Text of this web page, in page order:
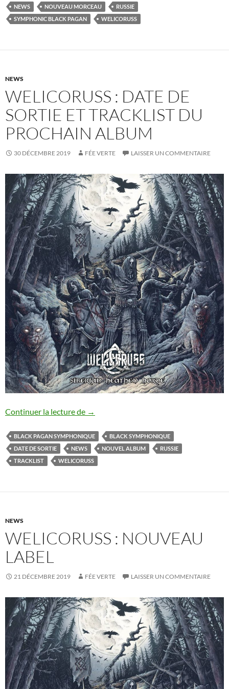
NEWS NOUVEAU MORCEAU
RUSSIE
SYMPHONIC BLACK PAGAN
WELICORUSS
NEWS
WELICORUSS : DATE DE
SORTIE ET TRACKLIST DU
PROCHAIN ALBUM
30 DÉCEMBRE 2019 FÉE VERTE LAISSER UN COMMENTAIRE
Continuer la lecture de Welicoruss : date de sortie et tracklist
→
BLACK PAGAN SYMPHONIQUE
BLACK SYMPHONIQUE
DATE DE SORTIE
NEWS NOUVEL ALBUM
RUSSIE
TRACKLIST
WELICORUSS
NEWS
WELICORUSS : NOUVEAU
LABEL
21 DÉCEMBRE 2019 FÉE VERTE LAISSER UN COMMENTAIRE